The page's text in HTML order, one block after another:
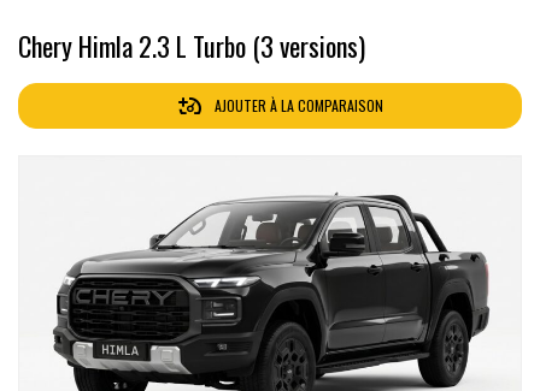
Chery Himla 2.3 L Turbo (3 versions)
AJOUTER À LA COMPARAISON